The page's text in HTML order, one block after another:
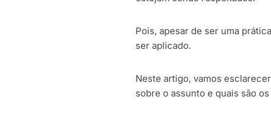
Pois, apesar de ser uma
ser aplicado.
Neste artigo, vamos
sobre o assunto e quais são